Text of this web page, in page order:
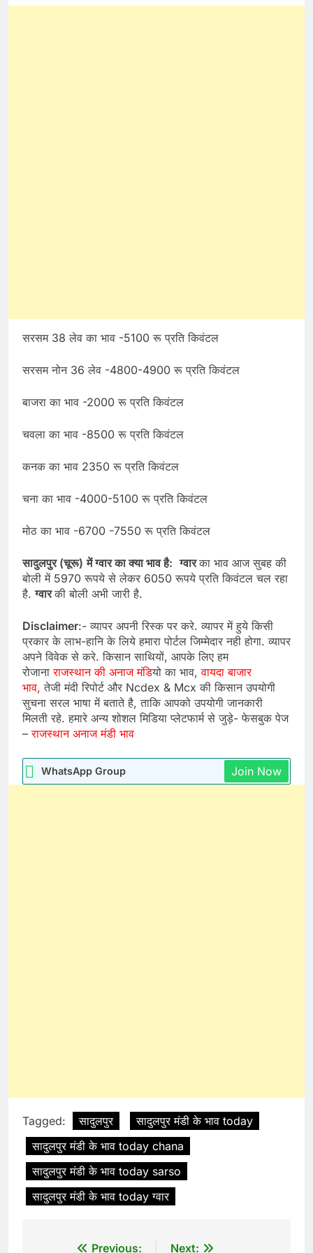
सरसम 38 लेव का भाव -5100 रू प्रति किवंटल
सरसम नोन 36 लेव -4800-4900 रू प्रति किवंटल
बाजरा का भाव -2000 रू प्रति किवंटल
चवला का भाव -8500 रू प्रति किवंटल
कनक का भाव 2350 रू प्रति किवंटल
चना का भाव -4000-5100 रू प्रति किवंटल
मोठ का भाव -6700 -7550 रू प्रति किवंटल
सादुलपुर (चूरू) में ग्वार का क्या भाव है: ग्वारका भाव आज सुबह की
बोली में 5970 रूपये से लेकर 6050 रूपये प्रति किवंटल चल रहा
है.ग्वारकी बोली अभी जारी है.
Disclaimer:- व्यापर अपनी रिस्क पर करे. व्यापर में हुये किसी
प्रकार के लाभ-हानि के लिये हमारा पोर्टल जिम्मेदार नही होगा. व्यापर
अपने विवेक से करे. किसान साथियों, आपके लिए हम
रोजानाराजस्थान की अनाज मंडियो का भाव, वायदा बाजार
भाव, तेजी मंदी रिपोर्ट और Ncdex & Mcx की किसान उपयोगी
सुचना सरल भाषा में बताते है, ताकि आपको उपयोगी जानकारी
मिलती रहे. हमारे अन्य शोशल मिडिया प्लेटफार्म से जुड़े- फेसबुक पेज
–राजस्थान अनाज मंडी भाव
WhatsApp Group Join Now
Tagged: सादुलपुर
सादुलपुर मंडी के भाव today
सादुलपुर मंडी के भाव today chana
सादुलपुर मंडी के भाव today sarso
सादुलपुर मंडी के भाव today ग्वार
Previous: Next: